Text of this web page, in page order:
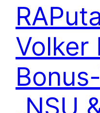
Volker
„NSU